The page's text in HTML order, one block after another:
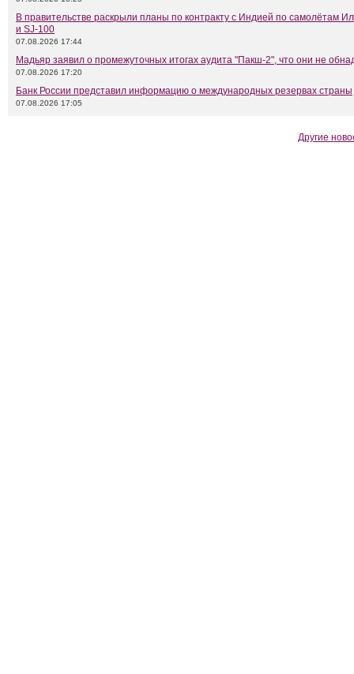
В правительстве раскрыли планы по контракту с Индией по самолётам
и SJ-100
07.08.2026 17:44
Мадьяр заявил о промежуточных итогах аудита "Пакш-2", что они не
07.08.2026 17:20
Банк России представил информацию о международных резервах страны
07.08.2026 17:05
Другие